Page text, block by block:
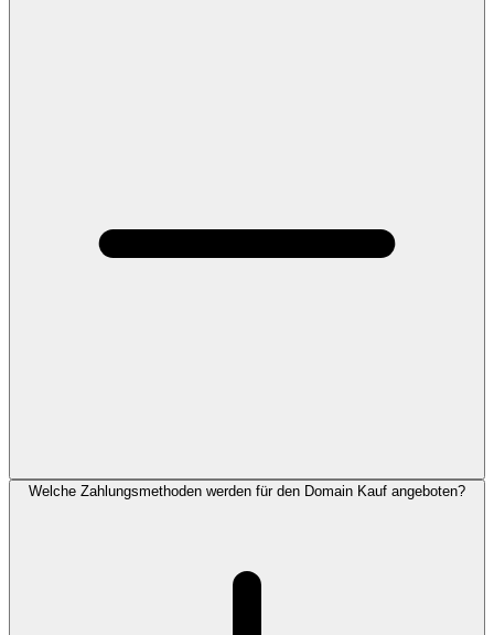
Welche Zahlungsmethoden werden für den Domain Kauf angeboten?